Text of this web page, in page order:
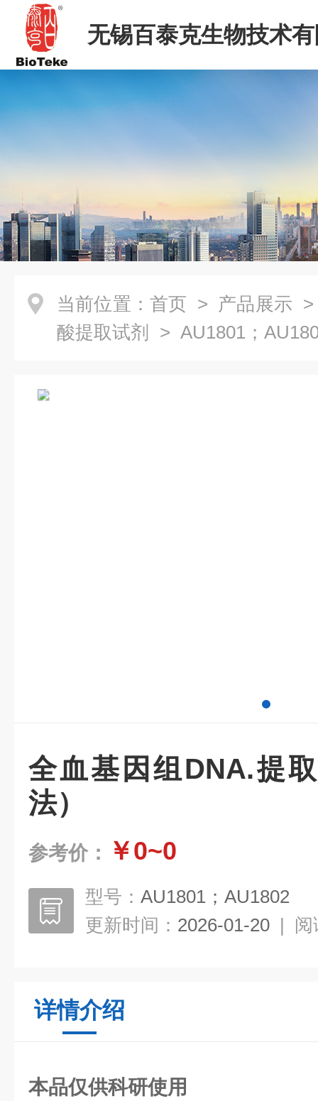
无锡百泰克生物技术
当前位置： 首页 > 产品展示
酸提取试剂
> AU1801；
全血基因组DNA.提
法）
参考价： ￥0~0
型号： AU1801；AU1802
更新时间： 2026-01-20 | 阅
详情介绍
本品仅供科研使用